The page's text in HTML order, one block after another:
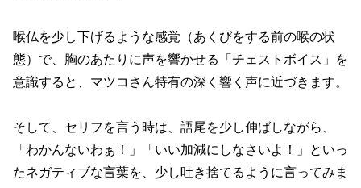
喉仏を少し下げるような感覚（あくびをする前の喉の状
態）で、胸のあたりに声を響かせる「チェストボイス」を
意識すると、マツコさん特有の深く響く声に近づきます。
そして、セリフを言う時は、語尾を少し伸ばしながら、
「わかんないわぁ！」「いい加減にしなさいよ！」といっ
たネガティブな言葉を、少し吐き捨てるように言ってみま